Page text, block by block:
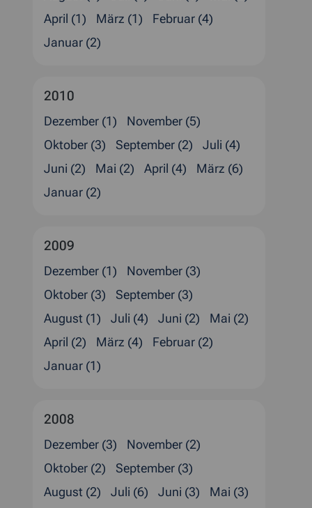
April (1)
März (1)
Februar (4)
Januar (2)
2010
Dezember (1)
November (5)
Oktober (3)
September (2)
Juli (4)
Juni (2)
Mai (2) April (4)
März (6)
Januar (2)
2009
Dezember (1)
November (3)
Oktober (3)
September (3)
August (1)
Juli (4) Juni (2)
Mai (2)
April (2)
März (4)
Februar (2)
Januar (1)
2008
Dezember (3)
November (2)
Oktober (2)
September (3)
August (2)
Juli (6) Juni (3)
Mai (3)